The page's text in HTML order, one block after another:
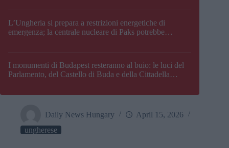
L’Ungheria si prepara a restrizioni energetiche di
emergenza; la centrale nucleare di Paks potrebbe
I monumenti di Budapest resteranno al buio: le luci del
Parlamento, del Castello di Buda e della Cittadella
Daily News Hungary
April 15, 2026
ungherese